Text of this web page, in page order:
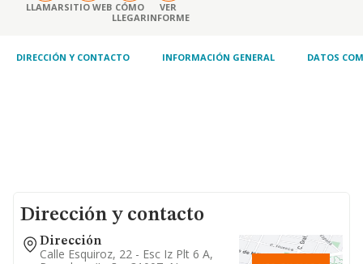
informaticas. la prestacion de servicios de
consultoria, asesora
LLAMARSITIO WEB CÓMO
LLEGAR
VER
INFORME
DIRECCIÓN Y CONTACTO INFORMACIÓN GENERAL DATOS
Dirección y contacto
Dirección
Calle Esquiroz, 22 - Esc Iz Plt 6 A,